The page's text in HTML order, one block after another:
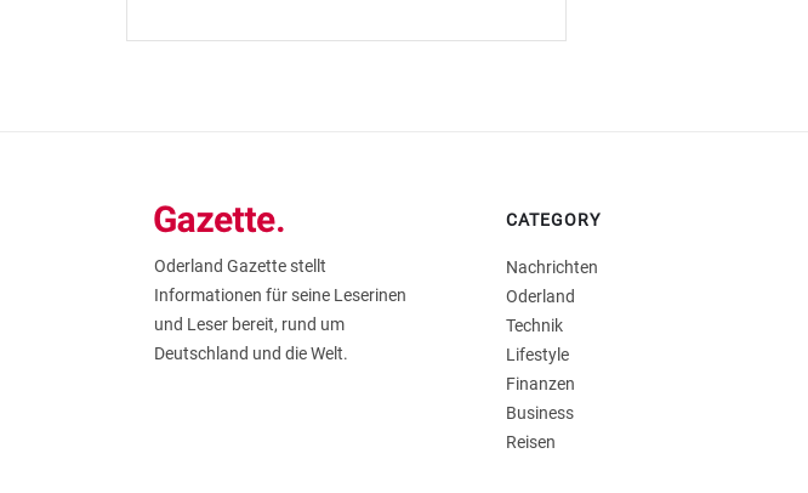
Oderland Gazette stellt
Informationen für seine Leserinen
und Leser bereit, rund um
Deutschland und die Welt.
CATEGORY
Nachrichten
Oderland
Technik
Lifestyle
Finanzen
Business
Reisen